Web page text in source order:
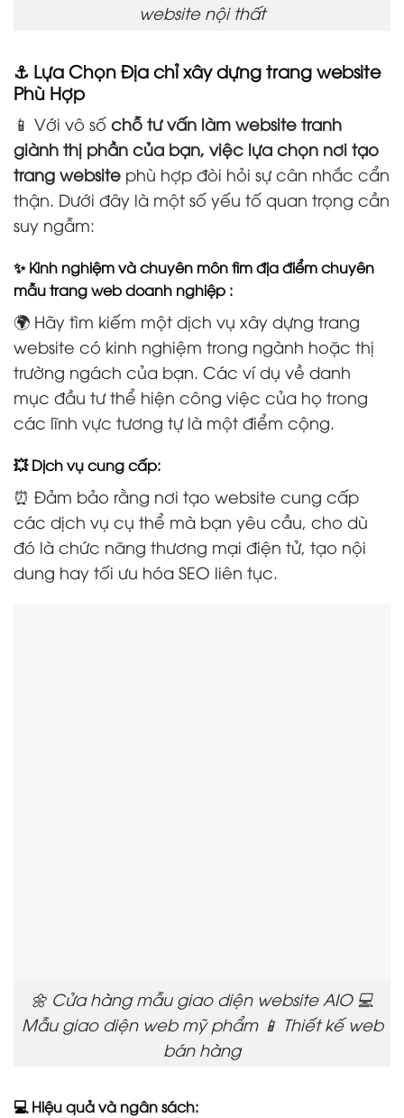
website nội thất
⚓ Lựa Chọn Địa chỉ xây dựng trang website
Phù Hợp
📱 Với vô số chỗ tư vấn làm website tranh
giành thị phần của bạn, việc lựa chọn nơi tạo
trang website phù hợp đòi hỏi sự cân nhắc cẩn
thận. Dưới đây là một số yếu tố quan trọng cần
suy ngẫm:
✨ Kinh nghiệm và chuyên môn tìm địa điểm chuyên
mẫu trang web doanh nghiệp :
🌍 Hãy tìm kiếm một dịch vụ xây dựng trang
website có kinh nghiệm trong ngành hoặc thị
trường ngách của bạn. Các ví dụ về danh
mục đầu tư thể hiện công việc của họ trong
các lĩnh vực tương tự là một điểm cộng.
💥 Dịch vụ cung cấp:
⏰ Đảm bảo rằng nơi tạo website cung cấp
các dịch vụ cụ thể mà bạn yêu cầu, cho dù
đó là chức năng thương mại điện tử, tạo nội
dung hay tối ưu hóa SEO liên tục.
🌼 Cửa hàng mẫu giao diện website AIO 💻
Mẫu giao diện web mỹ phẩm 📱 Thiết kế web
bán hàng
💻 Hiệu quả và ngân sách: